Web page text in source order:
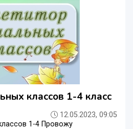
классов 1-4 класс
12.05.2023, 09:05
1-4 Провожу